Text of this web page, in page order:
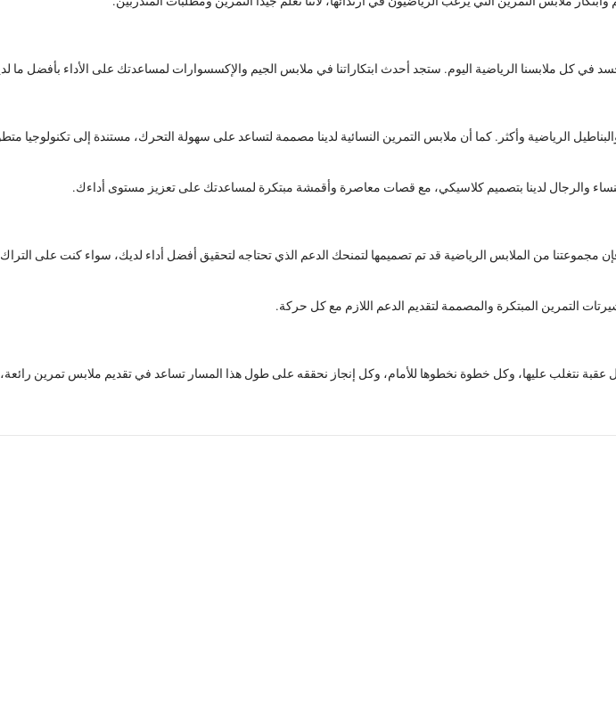
كل ملابسنا الرياضية اليوم. ستجد أحدث ابتكاراتنا في ملابس الجيم والإكسسوارات لمساعدتك على الأداء بأفضل ما
الرياضية وأكثر. كما أن ملابس التمرين النسائية لدينا مصممة لتساعد على سهولة التحرك، مستندة إلى تكنولوجيا
للنساء والرجال لدينا بتصميم كلاسيكي، مع قصات معاصرة وأقمشة مبتكرة لمساعدتك على تعزيز مستوى أداءك.
من الملابس الرياضية قد تم تصميمها لتمنحك الدعم الذي تحتاجه لتحقيق أفضل أداء لديك، سواء كنت على
التمرين المبتكرة والمصممة لتقديم الدعم اللازم مع كل حركة.
نتغلب عليها، وكل خطوة نخطوها للأمام، وكل إنجاز نحققه على طول هذا المسار تساعد في تقديم ملابس تمرين رائعة،